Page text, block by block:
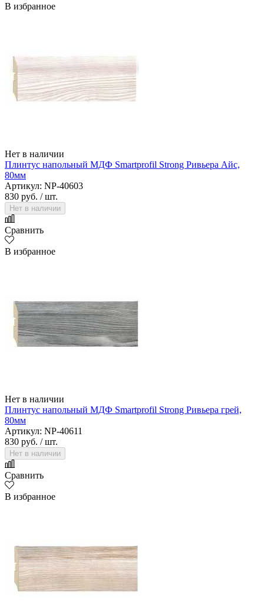
В избранное
Нет в наличии
Плинтус напольный МДФ Smartprofil Strong Ривьера Айс,
80мм
Артикул: NP-40603
830 руб. / шт.
Нет в наличии
Сравнить
В избранное
Нет в наличии
Плинтус напольный МДФ Smartprofil Strong Ривьера грей,
80мм
Артикул: NP-40611
830 руб. / шт.
Нет в наличии
Сравнить
В избранное